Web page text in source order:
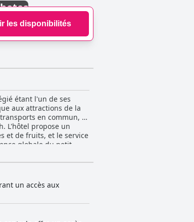
les disponibilités
étant l'un de ses
aux attractions de la
en commun, ce
et de fruits, et le service
globale du petit-
clients
une expérience culinaire
du
sont très appréciées.
un environnement
améliorent le confort
complété par de
des suites junior
un accès aux